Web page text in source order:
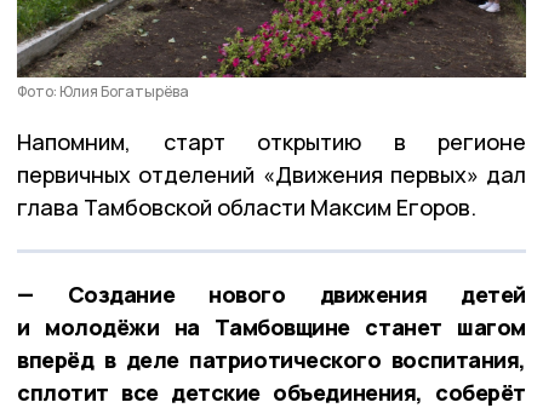
Фото: Юлия Богатырёва
Напомним, старт открытию в регионе
первичных отделений «Движения первых» дал
глава Тамбовской области Максим Егоров.
— Создание нового движения детей
и молодёжи на Тамбовщине станет шагом
вперёд в деле патриотического воспитания,
сплотит все детские объединения, соберёт